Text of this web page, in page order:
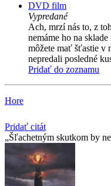
DVD film
Vypredané
Ach, mrzí nás to, z
nemáme ho na
môžete mať šťastie v
nepredali posledné
Pridať do zoznamu
Hore
Pridať citát
Šľachetným skutkom by